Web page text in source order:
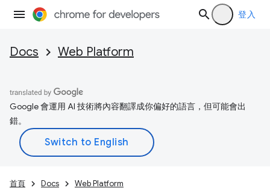
登入
Docs Web Platform
Google 會運用 AI 技術將內容翻譯成你偏好的語言，但可能會出
錯。
首頁 Docs Web Platform